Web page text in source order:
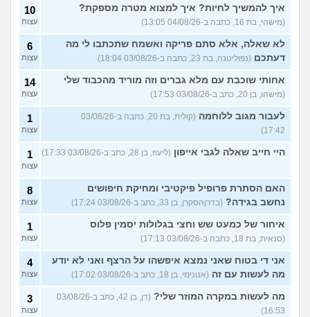
איך להמשיך לחיות? איך למצוא מטרה מספקת?
(מישהי, בת 16, כתבה ב-04/08/26 13:05)
10
עצות
לא שאלה, אלא סתם פריקה ואשמח שתכתבו לי מה
דעתכם (נפוליטנה, בת 23, כתבה ב-03/08/26 18:04)
6
עצות
אחותי שוכבת עם מלא גברים וזה מוריד מהכבוד שלי
(מישהו, בן 20, כתב ב-03/08/26 17:53)
14
עצות
לעבור מגוב ללוחמה
(קולית, בת 20, כתבה ב-03/08/26
17:42)
1
עצות
היי חייב שאלה לגבי אייפון (ליעוז, בן 28, כתב ב-03/08/26 17:33) 1
עצות
האם הסתרת פרופיל פיקטיבי ומחיקת חיפושים
נחשב בגידה? (בדרןהסקרן, בן 33, כתב ב-03/08/26 17:24)
8
עצות
איחור של כמעט שש וחצי בגלולות יסמין פלוס
(סנאית, בת 18, כתבה ב-03/08/26 17:13)
1
עצות
אני די בטוח שאני נמצא איפשהו על הרצף ואני לא יודע
מה לעשות עם זה (אנונימי, בן 18, כתב ב-03/08/26 17:02)
4
עצות
מה לעשות במקרה המוזר שלי?
(דן, בן 42, כתב ב-03/08/26
16:53)
3
עצות